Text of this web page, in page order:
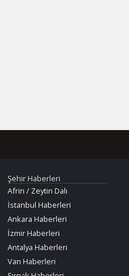
Şehir Haberleri
Afrin / Zeytin Dalı
İstanbul Haberleri
Ankara Haberleri
İzmir Haberleri
Antalya Haberleri
Van Haberleri